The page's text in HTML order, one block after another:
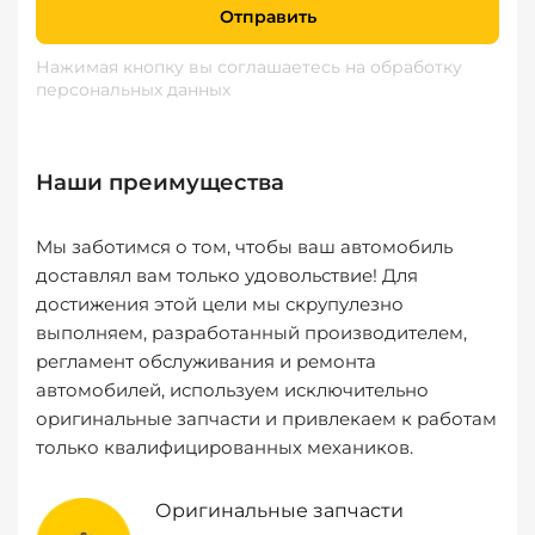
Отправить
Нажимая кнопку вы соглашаетесь на обработку
персональных данных
Наши преимущества
Мы заботимся о том, чтобы ваш автомобиль
доставлял вам только удовольствие! Для
достижения этой цели мы скрупулезно
выполняем, разработанный производителем,
регламент обслуживания и ремонта
автомобилей, используем исключительно
оригинальные запчасти и привлекаем к работам
только квалифицированных механиков.
Оригинальные запчасти